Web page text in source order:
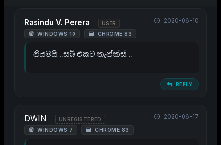
Rasindu V. Perera USER
WINDOWS 10 CHROME 83
2020-06-10
නියමයි…සබ් එකට තැන්ක්ස්…
REPLY
DWIN UNREGISTERED
WINDOWS 7 CHROME 83
2020-06-17